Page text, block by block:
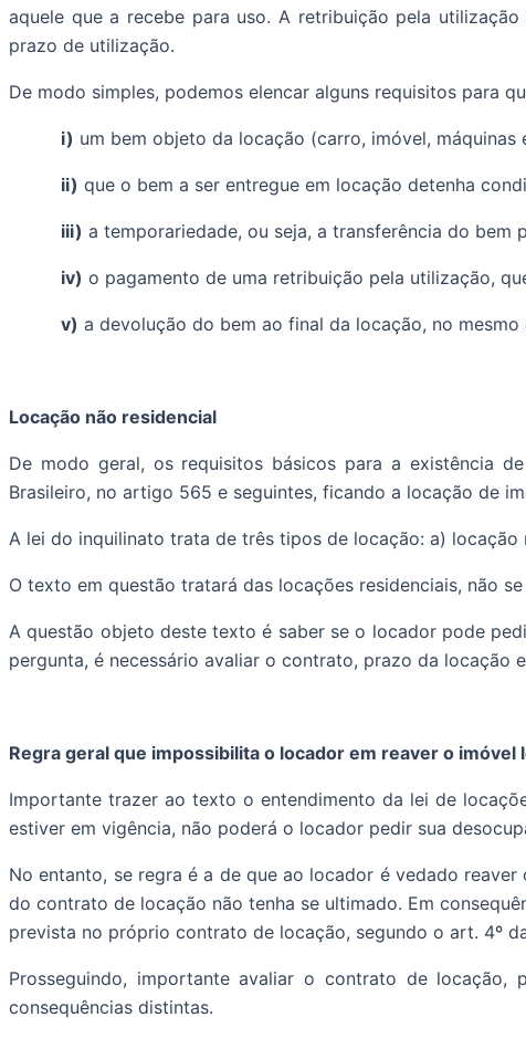
aquele que a recebe para uso. A retribuição pela
prazo de utilização.
De modo simples, podemos elencar alguns requisitos para
i) um bem objeto da locação (carro, imóvel, máquinas
ii) que o bem a ser entregue em locação detenha
iii) a temporariedade, ou seja, a transferência do
iv) o pagamento de uma retribuição pela utilização,
v) a devolução do bem ao final da locação, no
Locação não residencial
De modo geral, os requisitos básicos para a existência
Brasileiro, no artigo 565 e seguintes, ficando a locação de
A lei do inquilinato trata de três tipos de locação: a)
O texto em questão tratará das locações residenciais, não
A questão objeto deste texto é saber se o locador pode
pergunta, é necessário avaliar o contrato, prazo da locação
Regra geral que impossibilita o locador em reaver o
Importante trazer ao texto o entendimento da lei de
estiver em vigência, não poderá o locador pedir sua
No entanto, se regra é a de que ao locador é vedado
do contrato de locação não tenha se ultimado. Em
prevista no próprio contrato de locação, segundo o art. 4º
Prosseguindo, importante avaliar o contrato de
consequências distintas.